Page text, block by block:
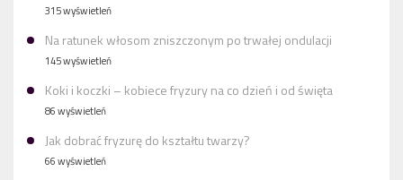
315 wyświetleń
Na ratunek włosom zniszczonym po trwałej ondulacji
145 wyświetleń
Koki i koczki – kobiece fryzury na co dzień i od święta
86 wyświetleń
Jak dobrać fryzurę do kształtu twarzy?
66 wyświetleń